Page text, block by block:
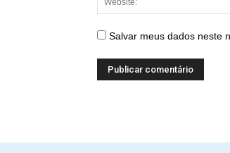
Salvar meus dados neste